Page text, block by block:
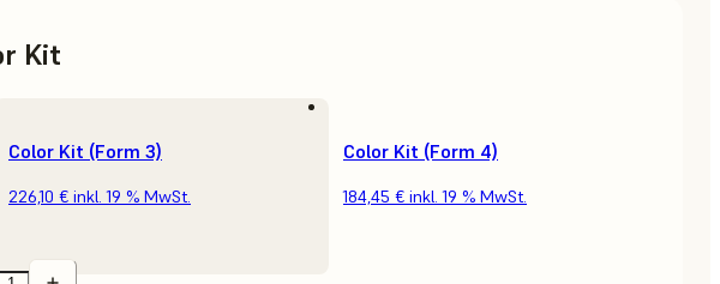
Kit
Color Kit (Form 3)
226,10 € inkl. 19 % MwSt.
Color Kit (Form 4)
184,45 € inkl. 19 % MwSt.